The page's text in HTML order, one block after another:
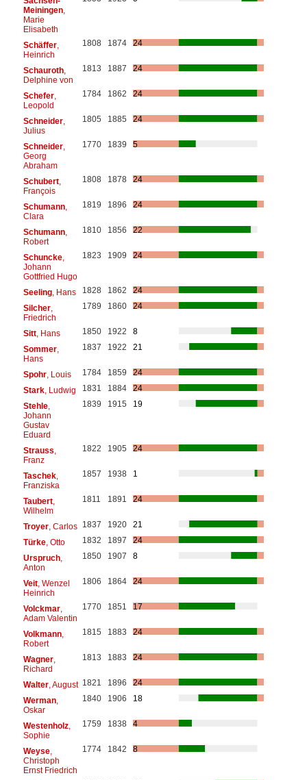
Meiningen,
Marie
Elisabeth
Schäffer,
Heinrich
1808 1874 24
Schauroth,
Delphine von
1813 1887 24
Schefer,
Leopold
1784 1862 24
Schneider,
Julius
1805 1885 24
Schneider,
Georg
Abraham
1770 1839 5
Schubert,
François
1808 1878 24
Schumann,
Clara
1819 1896 24
Schumann,
Robert
1810 1856 22
Schuncke,
Johann
Gottfried Hugo
1823 1909 24
Seeling, Hans 1828 1862
24
Silcher,
Friedrich
1789 1860 24
Sitt, Hans 1850 1922
8
Sommer,
Hans
1837 1922 21
Spohr, Louis 1784 1859
24
Stark, Ludwig 1831 1884
24
Stehle,
Johann
Gustav
Eduard
1839 1915 19
Strauss
Franz
1822 1905 24
Taschek,
Franziska
1857 1938 1
Taubert,
Wilhelm
1811 1891 24
Troyer, Carlos 1837 1920
21
Türke, Otto 1832 1897
24
Urspruch,
Anton
1850 1907 8
Veit, Wenzel
Heinrich
1806 1864 24
Volckmar,
Adam Valentin
1770 1851 17
Volkmann,
Robert
1815 1883 24
Wagner,
Richard
1813 1883 24
Walter, August 1821 1896
24
Werman,
Oskar
1840 1906 18
Westenholz,
Sophie
1759 1838 4
Weyse,
Christoph
Ernst Friedrich
1774 1842 8